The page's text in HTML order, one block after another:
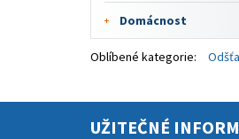
Domácnost
Oblíbené kategorie:
UŽITEČNÉ